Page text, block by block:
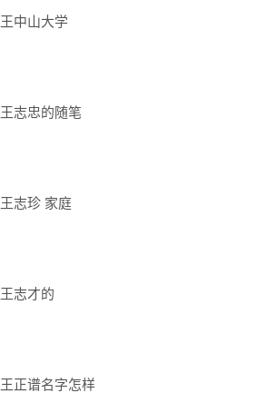
王中山大学
王志忠的随笔
王志珍 家庭
王志才的
王正谱名字怎样